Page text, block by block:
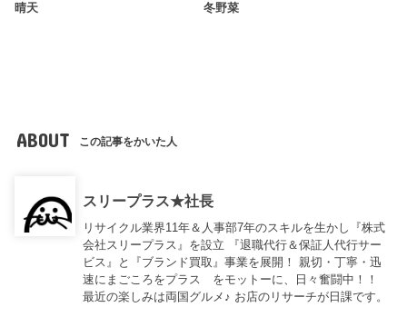
晴天
冬野菜
ABOUT この記事をかいた人
スリープラス★社長
リサイクル業界11年＆人事部7年のスキルを生かし『株式
会社スリープラス』を設立 『退職代行＆保証人代行サー
ビス』と『ブランド買取』事業を展開！ 親切・丁寧・迅
速にまごころをプラス をモットーに、日々奮闘中！！
最近の楽しみは両国グルメ♪ お店のリサーチが日課です。